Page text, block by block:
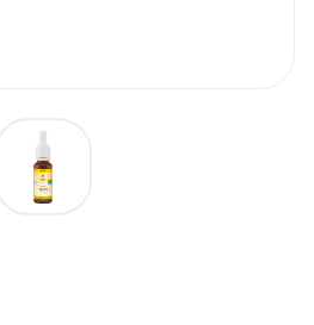
image
View larger image